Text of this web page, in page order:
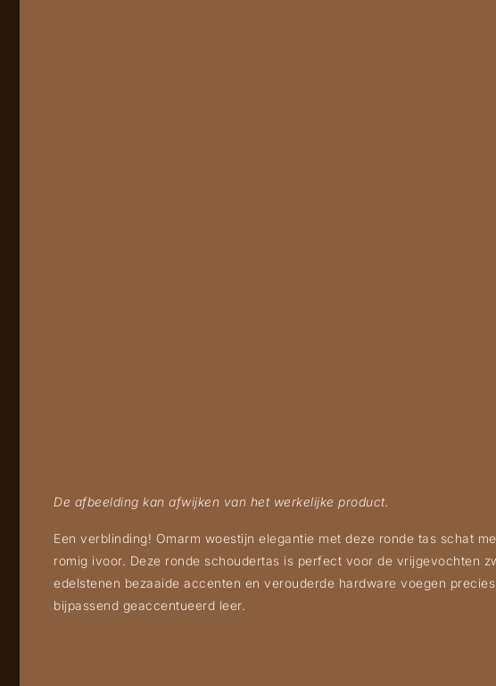
De afbeelding kan afwijken van het werkelijke product.
Een verblinding! Omarm woestijn elegantie met deze ronde tas schat
romig ivoor. Deze ronde schoudertas is perfect voor de vrijgevochten
edelstenen bezaaide accenten en verouderde hardware voegen
bijpassend geaccentueerd leer.